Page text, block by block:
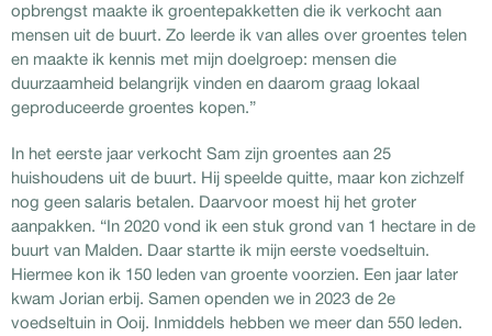
opbrengst maakte ik groentepakketten die ik verkocht aan
mensen uit de buurt. Zo leerde ik van alles over groentes telen
en maakte ik kennis met mijn doelgroep: mensen die
duurzaamheid belangrijk vinden en daarom graag lokaal
geproduceerde groentes kopen.”
In het eerste jaar verkocht Sam zijn groentes aan 25
huishoudens uit de buurt. Hij speelde quitte, maar kon zichzelf
nog geen salaris betalen. Daarvoor moest hij het groter
aanpakken. “In 2020 vond ik een stuk grond van 1 hectare in de
buurt van Malden. Daar startte ik mijn eerste voedseltuin.
Hiermee kon ik 150 leden van groente voorzien. Een jaar later
kwam Jorian erbij. Samen openden we in 2023 de 2e
voedseltuin in Ooij. Inmiddels hebben we meer dan 550 leden.